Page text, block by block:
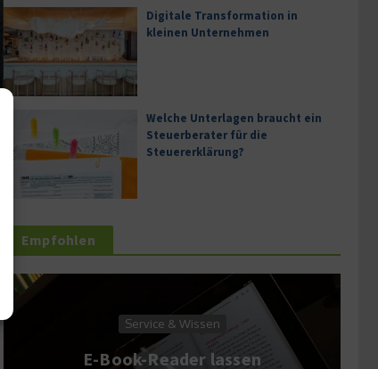
Digitale Transformation in
kleinen Unternehmen
Welche Unterlagen braucht ein
Steuerberater für die
Steuererklärung?
Empfohlen
Dienstleistung
Zu dick für die Versicherung